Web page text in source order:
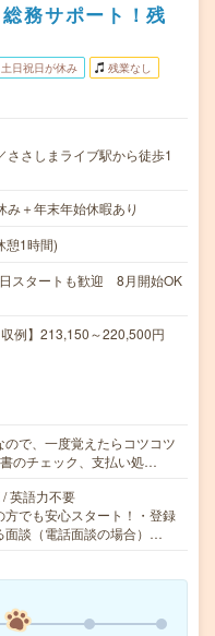
務サポート！残
土日祝日が休み 残業なし
さしまライブ駅から徒歩1
＋年末年始休暇あり
1時間)
スタートも歓迎 8月開始OK
例】213,150～220,500円
ので、一度覚えたらコツコツ
のチェック、支払い処…
英語力不要
方でも安心スタート！・登録
面談（電話面談の場合）…